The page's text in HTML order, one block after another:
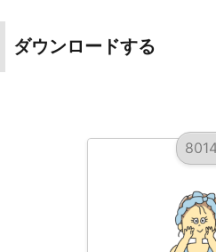
ダウンロードする